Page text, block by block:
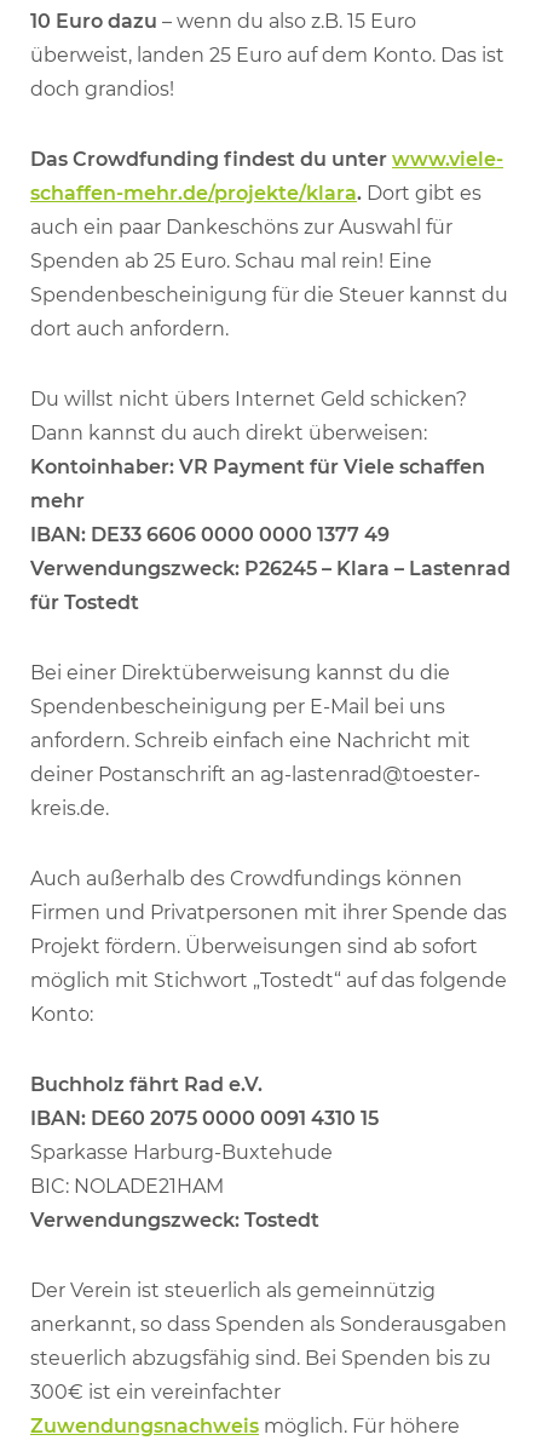
10 Euro dazu – wenn du also z.B. 15 Euro
überweist, landen 25 Euro auf dem Konto. Das ist
doch grandios!
Das Crowdfunding findest du unter www.viele-
schaffen-mehr.de/projekte/klara. Dort gibt es
auch ein paar Dankeschöns zur Auswahl für
Spenden ab 25 Euro. Schau mal rein! Eine
Spendenbescheinigung für die Steuer kannst du
dort auch anfordern.
Du willst nicht übers Internet Geld schicken?
Dann kannst du auch direkt überweisen:
Kontoinhaber: VR Payment für Viele schaffen
mehr
IBAN: DE33 6606 0000 0000 1377 49
Verwendungszweck: P26245 – Klara – Lastenrad
für Tostedt
Bei einer Direktüberweisung kannst du die
Spendenbescheinigung per E-Mail bei uns
anfordern. Schreib einfach eine Nachricht mit
deiner Postanschrift an ag-lastenrad@toester-
kreis.de.
Auch außerhalb des Crowdfundings können
Firmen und Privatpersonen mit ihrer Spende das
Projekt fördern. Überweisungen sind ab sofort
möglich mit Stichwort „Tostedt“ auf das folgende
Konto:
Buchholz fährt Rad e.V.
IBAN: DE60 2075 0000 0091 4310 15
Sparkasse Harburg-Buxtehude
BIC: NOLADE21HAM
Verwendungszweck: Tostedt
Der Verein ist steuerlich als gemeinnützig
anerkannt, so dass Spenden als Sonderausgaben
steuerlich abzugsfähig sind. Bei Spenden bis zu
300€ ist ein vereinfachter
Zuwendungsnachweis möglich. Für höhere